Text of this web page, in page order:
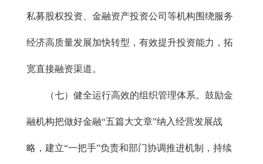
私募股权投资、金融资产投资公司等机构围绕服务
经济高质量发展加快转型，有效提升投资能力，拓
宽直接融资渠道。
（七）健全运行高效的组织管理体系。鼓励金
融机构把做好金融“五篇大文章”纳入经营发展战
略，建立“一把手”负责和部门协调推进机制，持续